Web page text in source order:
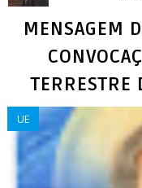
MENSAGEM
UE